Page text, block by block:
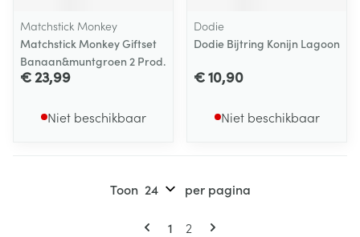
Matchstick Monkey
Matchstick Monkey Giftset
Banaan&muntgroen 2 Prod.
€ 23,99
Niet beschikbaar
Dodie
Dodie Bijtring Konijn Lagoon
€ 10,90
Niet beschikbaar
Pagina's
U lees momenteel pagina
1 Pagina
2
Toon per pagina